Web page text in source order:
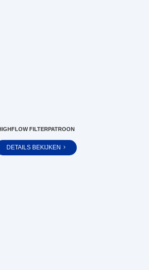
FILTERPATROON
DETAILS BEKIJKEN